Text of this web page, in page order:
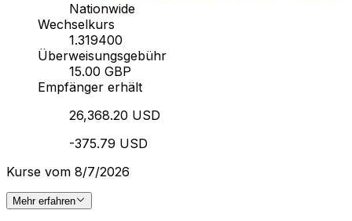
Nationwide
Wechselkurs
1.319400
Überweisungsgebühr
15.00 GBP
Empfänger erhält
26,368.20 USD
-375.79 USD
Kurse vom 8/7/2026
Mehr erfahren